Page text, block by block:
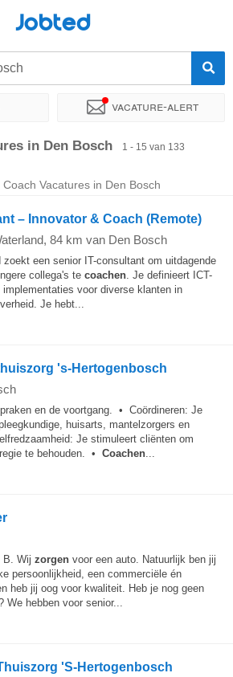
Jobted
Vacature-alert
locatie Bedrijf Uitzendbureau
in Den Bosch 1 - 15 van 133
Vacatures in Den Bosch
– Innovator & Coach (Remote)
, 84 km van Den Bosch
zoekt een senior IT-consultant om uitdagende
collega's te coachen. Je definieert ICT-
voor diverse klanten in
Je hebt...
's-Hertogenbosch
en de voortgang. • Coördineren: Je
huisarts, mantelzorgers en
Je stimuleert cliënten om
te behouden. • Coachen...
B. Wij zorgen voor een auto. Natuurlijk ben jij
persoonlijkheid, een commerciële én
heb jij oog voor kwaliteit. Heb je nog geen
We hebben voor senior...
'S-Hertogenbosch